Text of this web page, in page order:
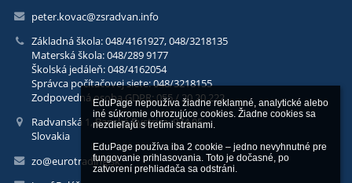
EduPage nepoužíva žiadne reklamné, analytické alebo
iné súkromie ohrozujúce cookies. Žiadne cookies sa
nezdieľajú s tretími stranami.
EduPage používa iba 2 cookie – jedno nevyhnutné pre
fungovanie prihlasovania. Toto je dočasné, po
zatvorení prehliadača sa odstráni.
peter.kovac@zsradvan.info
Základná škola: 048/4161927, 048/3218135
Materská škola: 048/289 9177
Školská jedáleň: 048/4162054
Správca počítačovej siete: 048/3218155
Zodpovedná osoba GDPR: 055 / 20 20 222
Radvanská 1, Banská Bystrica, 974 05
Slovakia
zo@eurotrading.sk